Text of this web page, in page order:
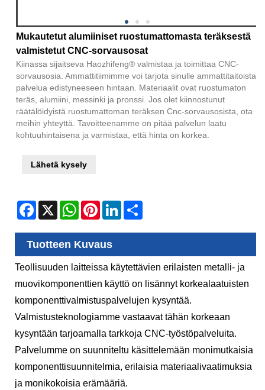
Mukautetut alumiiniset ruostumattomasta teräksestä
valmistetut CNC-sorvausosat
Kiinassa sijaitseva Haozhifeng® valmistaa ja toimittaa CNC-
sorvausosia. Ammattitiimimme voi tarjota sinulle ammattitaitoista
palvelua edistyneeseen hintaan. Materiaalit ovat ruostumaton
teräs, alumiini, messinki ja pronssi. Jos olet kiinnostunut
räätälöidyistä ruostumattoman teräksen Cnc-sorvausosista, ota
meihin yhteyttä. Tavoitteenamme on pitää palvelun laatu
kohtuuhintaisena ja varmistaa, että hinta on korkea.
Lähetä kysely
Facebook
X WhatsAppPinterestLinkedIn
Tuotteen Kuvaus
Teollisuuden laitteissa käytettävien erilaisten metalli- ja
muovikomponenttien käyttö on lisännyt korkealaatuisten
komponenttivalmistuspalvelujen kysyntää.
Valmistusteknologiamme vastaavat tähän korkeaan
kysyntään tarjoamalla tarkkoja CNC-työstöpalveluita.
Palvelumme on suunniteltu käsittelemään monimutkaisia ​​
komponenttisuunnitelmia, erilaisia ​​materiaalivaatimuksia
ja monikokoisia erämääriä.